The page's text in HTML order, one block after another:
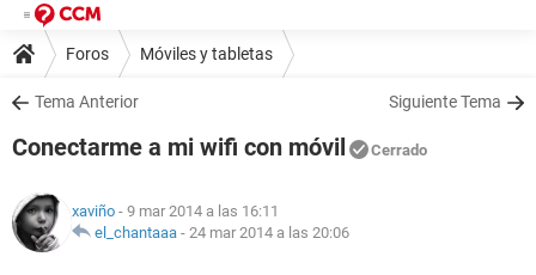
Foros Móviles y tabletas
Tema Anterior Siguiente Tema
Conectarme a mi wifi con móvil Cerrado
xaviño - 9 mar 2014 a las 16:11
el_chantaaa - 24 mar 2014 a las 20:06